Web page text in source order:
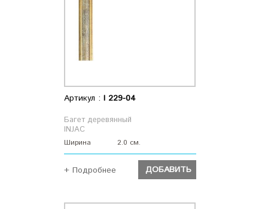
Артикул : I 229-04
Багет деревянный
INJAC
Ширина 2.0 см.
+ Подробнее ДОБАВИТЬ